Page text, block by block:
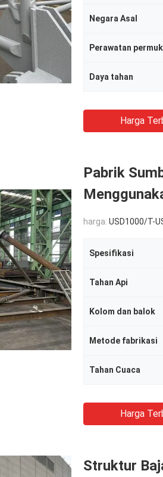
Negara Asal
Perawatan
Daya tahan
Harga
Pabrik
harga: USD1000/T-
Spesifikasi
Tahan Api
Kolom dan balok
Metode fabrikasi
Tahan Cuaca
Harga
Struktur